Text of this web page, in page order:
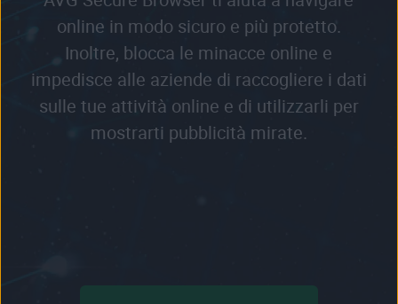
online in modo sicuro e più protetto.
Inoltre, blocca le minacce online e
impedisce alle aziende di raccogliere i dati
sulle tue attività online e di utilizzarli per
mostrarti pubblicità mirate.